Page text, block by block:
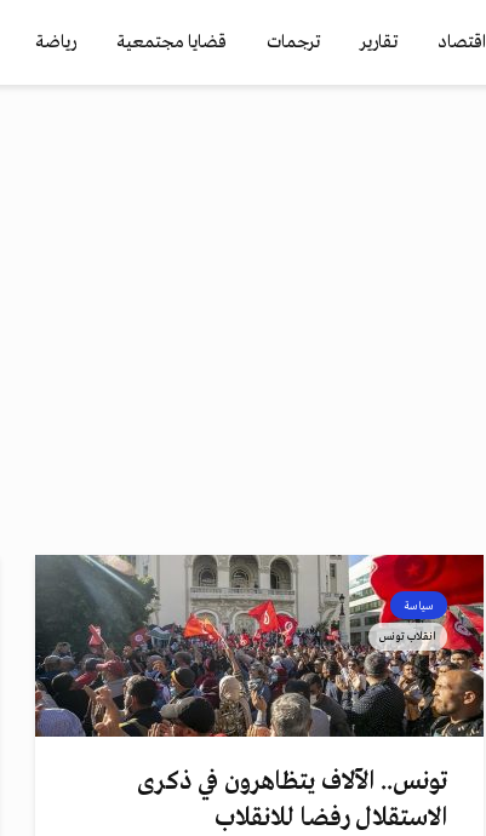
اقتصاد تقارير ترجمات قضايا مجتمعية رياضة
سياسة
انقلاب تونس
تونس.. الآلاف يتظاهرون في ذكرى
الاستقلال رفضا للانقلاب